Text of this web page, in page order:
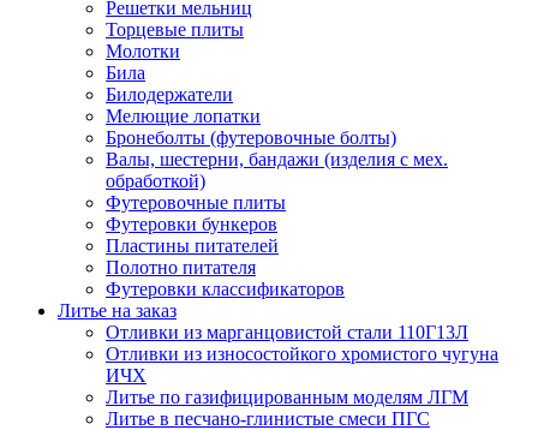
Решетки мельниц
Торцевые плиты
Молотки
Била
Билодержатели
Мелющие лопатки
Бронеболты (футеровочные болты)
Валы, шестерни, бандажи (изделия с мех.
обработкой)
Футеровочные плиты
Футеровки бункеров
Пластины питателей
Полотно питателя
Футеровки классификаторов
Литье на заказ
Отливки из марганцовистой стали 110Г13Л
Отливки из износостойкого хромистого чугуна
ИЧХ
Литье по газифицированным моделям ЛГМ
Литье в песчано-глинистые смеси ПГС